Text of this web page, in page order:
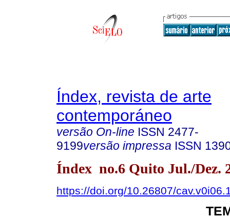
Índex, revista de arte
contemporáneo
versão On-line ISSN 2477-
9199versão impressa ISSN
Índex no.6 Quito Jul./Dez.
https://doi.org/10.26807/